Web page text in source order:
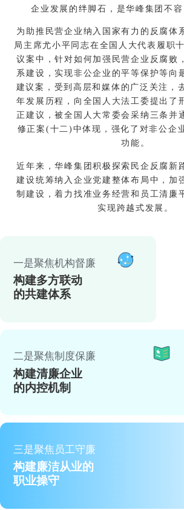
企业发展的绊脚石，是华峰集团不容
为助推民营企业纳入国家有力的反腐体
局主席尤小平同志在全国人大代表履职
议案中，针对如何加强民营企业反腐败
系建设，实现非公企业的平等保护等向
建议案，受到高层和媒体的广泛关注，
年发展历程，向全国人大法工委提出了
正建议，被全国人大常委会采纳三条并
修正案(十二)中体现，强化了对非公企
功能。
近年来，华峰集团积极探索民企反腐新
建设统筹纳入企业党建整体布局中，加
制建设，着力找准业务经营和员工清廉
实现跨越式发展。
一是聚焦机构督廉
构建多方联动
的共建体系
二是聚焦制度保廉
构建清廉企业
的内控机制
三是聚焦员工守廉
构建廉洁从业的
职业操守